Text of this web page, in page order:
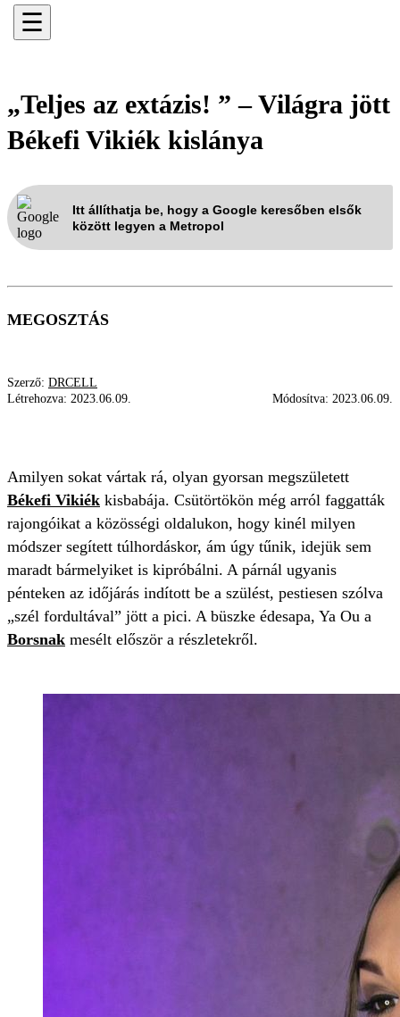
☰
„Teljes az extázis! ” – Világra jött
Békefi Vikiék kislánya
Itt állíthatja be, hogy a Google keresőben elsők
között legyen a Metropol
MEGOSZTÁS
Szerző: DRCELL
Létrehozva: 2023.06.09. Módosítva: 2023.06.09.
Amilyen sokat vártak rá, olyan gyorsan megszületett
Békefi Vikiék kisbabája. Csütörtökön még arról faggatták
rajongóikat a közösségi oldalukon, hogy kinél milyen
módszer segített túlhordáskor, ám úgy tűnik, idejük sem
maradt bármelyiket is kipróbálni. A párnál ugyanis
pénteken az időjárás indított be a szülést, pestiesen szólva
„szél fordultával” jött a pici. A büszke édesapa, Ya Ou a
Borsnak mesélt először a részletekről.